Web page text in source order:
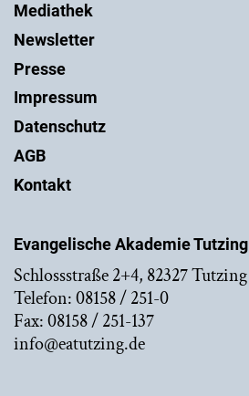
Evangelische Akademie Tutzing
Schlossstraße 2+4, 82327 Tutzing
Telefon: 08158 / 251-0
Fax: 08158 / 251-137
info@eatutzing.de
Mediathek
Newsletter
Presse
Impressum
Datenschutz
AGB
Kontakt